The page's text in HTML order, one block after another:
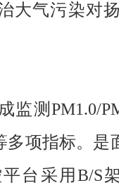
大气污染对
监测 PM1.0/
多项指标。
台采用B/S